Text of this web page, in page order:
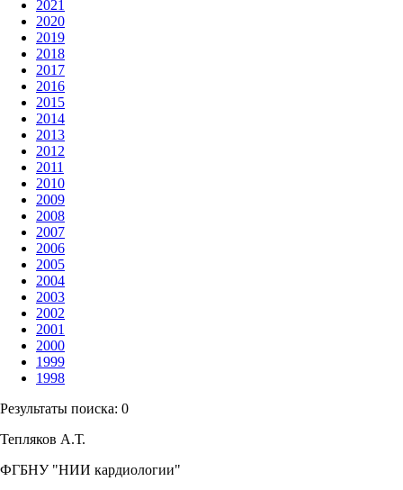
2021
2020
2019
2018
2017
2016
2015
2014
2013
2012
2011
2010
2009
2008
2007
2006
2005
2004
2003
2002
2001
2000
1999
1998
Результаты поиска: 0
Тепляков А.Т.
ФГБНУ "НИИ кардиологии"